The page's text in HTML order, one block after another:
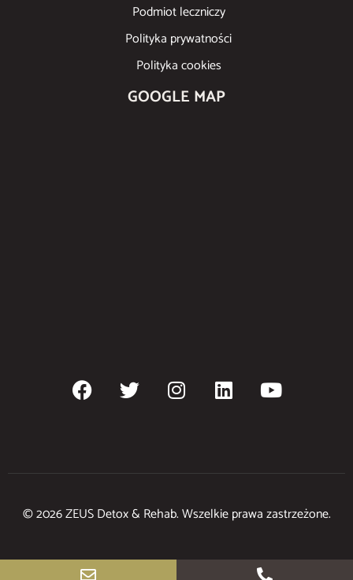
Podmiot leczniczy
Polityka prywatności
Polityka cookies
GOOGLE MAP
© 2026 ZEUS Detox & Rehab. Wszelkie prawa zastrzeżone.